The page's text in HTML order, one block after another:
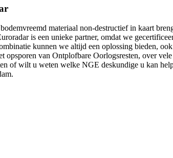
materiaal non-destructief in kaart
is een unieke partner, omdat we
kunnen we altijd een oplossing bieden,
opsporen van Ontplofbare Oorlogsresten, over
of wilt u weten welke NGE deskundige u kan